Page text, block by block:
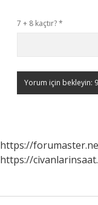
7 + 8 kaçtır?*
https://
https://